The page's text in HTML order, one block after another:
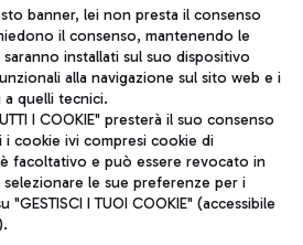
per raggiungere l'aeroporto
Società soggetta a direzione e
S.p.A.
Imprese di Roma 13032990155 P.
int. vers.
Racchetti 1 - 00054 Fiumicino (RM)
banner, lei non presta il consenso
il consenso, mantenendo le
installati sul suo dispositivo
alla navigazione sul sito web e i
a quelli tecnici.
I COOKIE" presterà il suo consenso
cookie ivi compresi cookie di
facoltativo e può essere revocato in
le sue preferenze per i
I TUOI COOKIE" (accessibile